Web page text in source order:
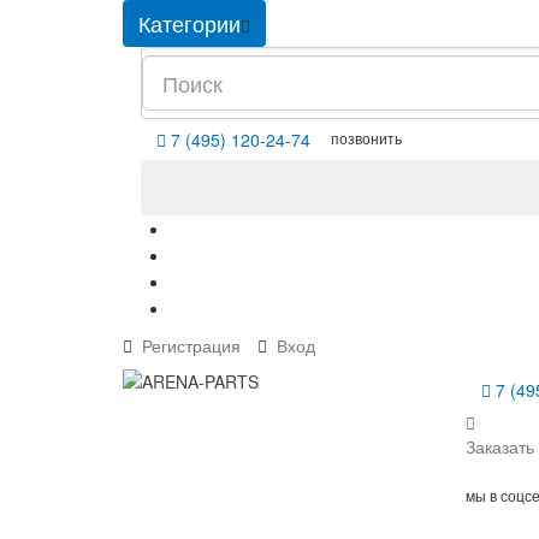
Категории
7 (495) 120-24-74 позвонить
Регистрация
Вход
7
мы в